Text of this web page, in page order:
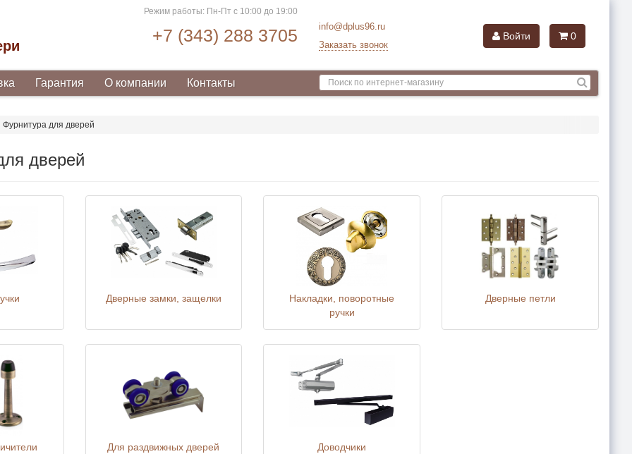
Режим работы: Пн-Пт с 10:00 до 19:00
+7 (343) 288 3705
info@dplus96.ru
Заказать звонок
Войти 0
Гарантия О компании Контакты
Фурнитура для дверей
дверей
Дверные замки, защелки
Накладки, поворотные
ручки
Дверные петли
Для раздвижных дверей Доводчики